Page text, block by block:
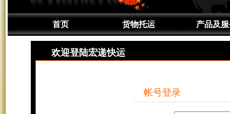
首页 货物托运
准备货物
货物追踪
产品及
服务区域
欢迎登陆宏递快运
帐号登录